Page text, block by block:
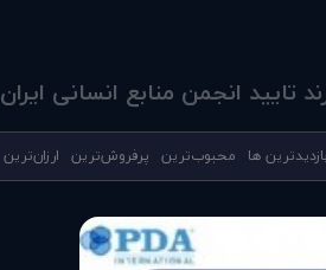
تایید انجمن منابع انسانی ایران
ها محبوب‌‌ترین پرفروش‌ترین ارزان‌ترین